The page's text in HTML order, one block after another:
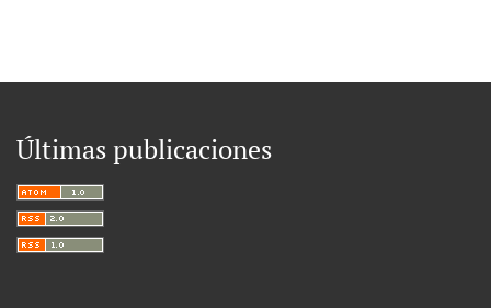
Últimas publicaciones